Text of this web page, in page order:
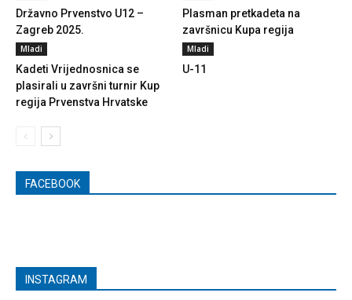
Državno Prvenstvo U12 –
Zagreb 2025.
Plasman pretkadeta na
završnicu Kupa regija
Mladi
Kadeti Vrijednosnica se
plasirali u završni turnir Kup
regija Prvenstva Hrvatske
Mladi
U-11
FACEBOOK
INSTAGRAM